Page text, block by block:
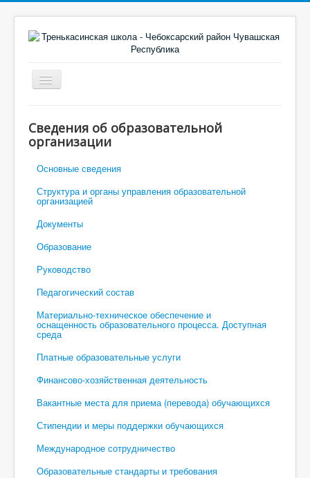
Включить/
выключить
Новости
Электронный дневник
Моя школа
Сведения об образовательной
организации
Основные сведения
Структура и органы управления образовательной
организацией
Документы
Образование
Руководство
Педагогический состав
Материально-техническое обеспечение и
оснащенность образовательного процесса. Доступная
среда
Платные образовательные услуги
Финансово-хозяйственная деятельность
Вакантные места для приема (перевода) обучающихся
Стипендии и меры поддержки обучающихся
Международное сотрудничество
Образовательные стандарты и требования